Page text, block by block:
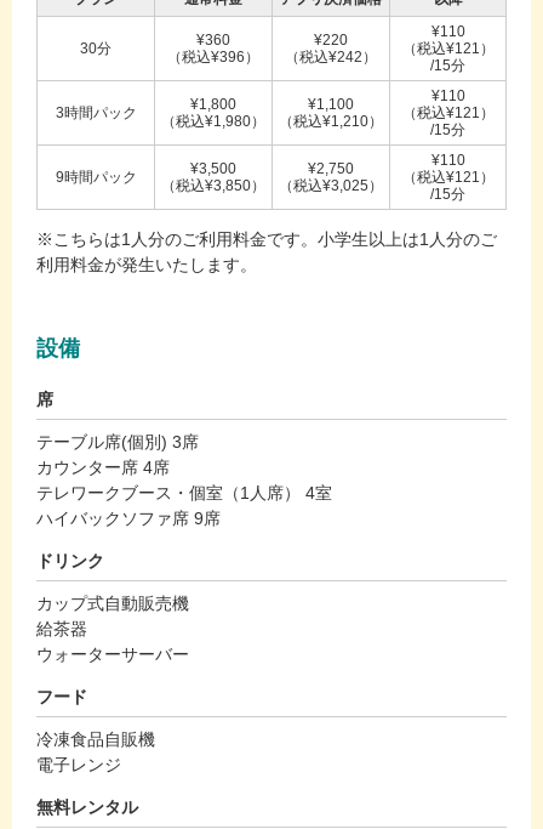
30分
¥360
（税込¥396）
¥220
（税込¥242）
¥110
（税込¥121）
/15分
3時間パック
¥1,800
（税込¥1,980）
¥1,100
（税込¥1,210）
¥110
（税込¥121）
/15分
9時間パック
¥3,500
（税込¥3,850）
¥2,750
（税込¥3,025）
¥110
（税込¥121）
/15分
※こちらは1人分のご利用料金です。小学生以上は1人分のご
利用料金が発生いたします。
設備
席
テーブル席(個別) 3席
カウンター席 4席
テレワークブース・個室（1人席） 4室
ハイバックソファ席 9席
ドリンク
カップ式自動販売機
給茶器
ウォーターサーバー
フード
冷凍食品自販機
電子レンジ
無料レンタル